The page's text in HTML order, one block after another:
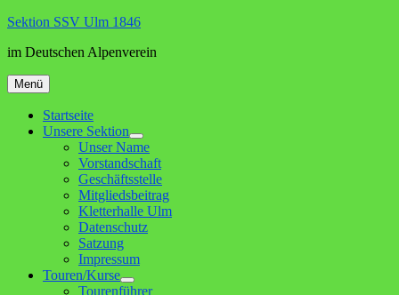
Zum
springen
Sektion SSV Ulm 1846
im Deutschen Alpenverein
Menü
Startseite
Unsere Sektion
Untermenü
anzeigen
Unser Name
Vorstandschaft
Geschäftsstelle
Mitgliedsbeitrag
Kletterhalle Ulm
Datenschutz
Satzung
Impressum
Touren/Kurse
Untermenü
Tourenführer